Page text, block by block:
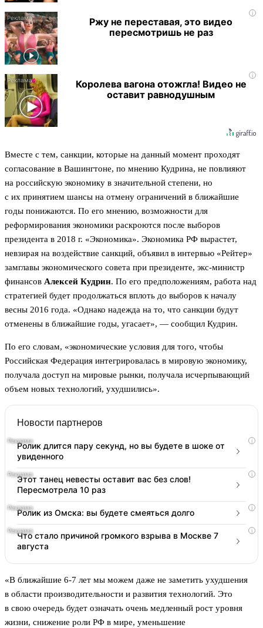
i
Ржу не переставая, это видео
пересмотришь не раз
i
Королева вагона отожгла! Видео не
оставит равнодушным
Вместе с тем, санкции, которые на данный момент проходят
согласование в Вашингтоне, по мнению Кудрина, не повлияют
на российскую экономику в значительной степени, но
с их принятием шансы на отмену ограничений в ближайшие
годы понижаются. По его мнению, возможности для
реформирования экономики раскроются после выборов
президента в 2018 г. «Экономика». Экономика РФ вырастет,
невзирая на воздействие санкций, объявил в интервью «Рейтер»
замглавы экономического совета при президенте, экс-министр
финансов Алексей Кудрин. По его предположениям, работа над
стратегией будет продолжаться вплоть до выборов к началу
весны 2016 года. «Однако надежда на то, что санкции будут
отменены в ближайшие годы, угасает», — сообщил Кудрин.
По его словам, «экономические условия для того, чтобы
Российская Федерация интегрировалась в мировую экономику,
получала доступ на мировые рынки, получала исчерпывающий
объем новых технологий, ухудшились».
Новости партнеров
i
Ролик длится пару секунд, но вы будете в шоке от
увиденного
i
Этот танец невесты оставит вас без слов!
Пересмотрела 10 раз
i
Ролик из Омска: вы будете смеяться долго
i
Что стало причиной громкого взрыва в Москве 7
августа
«В ближайшие 6-7 лет мы можем даже не заметить ухудшения
в области производительности и развития технологий. Это
в свою очередь будет означать очень медленный рост уровня
жизни, снижение роли РФ в мире, уменьшение